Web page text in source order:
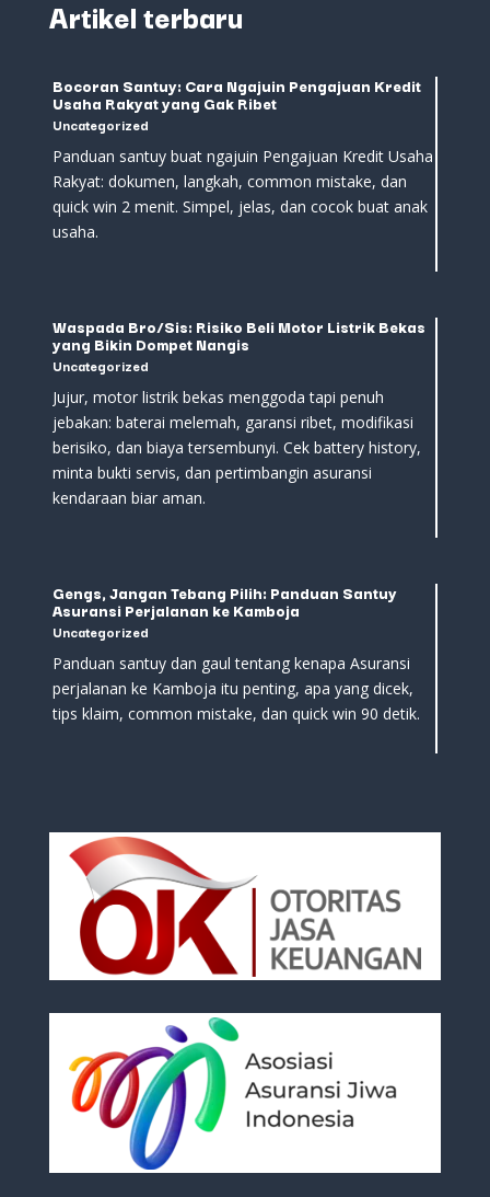
Artikel terbaru
Bocoran Santuy: Cara Ngajuin Pengajuan Kredit
Usaha Rakyat yang Gak Ribet
Uncategorized
Panduan santuy buat ngajuin Pengajuan Kredit Usaha
Rakyat: dokumen, langkah, common mistake, dan
quick win 2 menit. Simpel, jelas, dan cocok buat anak
usaha.
Waspada Bro/Sis: Risiko Beli Motor Listrik Bekas
yang Bikin Dompet Nangis
Uncategorized
Jujur, motor listrik bekas menggoda tapi penuh
jebakan: baterai melemah, garansi ribet, modifikasi
berisiko, dan biaya tersembunyi. Cek battery history,
minta bukti servis, dan pertimbangin asuransi
kendaraan biar aman.
Gengs, Jangan Tebang Pilih: Panduan Santuy
Asuransi Perjalanan ke Kamboja
Uncategorized
Panduan santuy dan gaul tentang kenapa Asuransi
perjalanan ke Kamboja itu penting, apa yang dicek,
tips klaim, common mistake, dan quick win 90 detik.